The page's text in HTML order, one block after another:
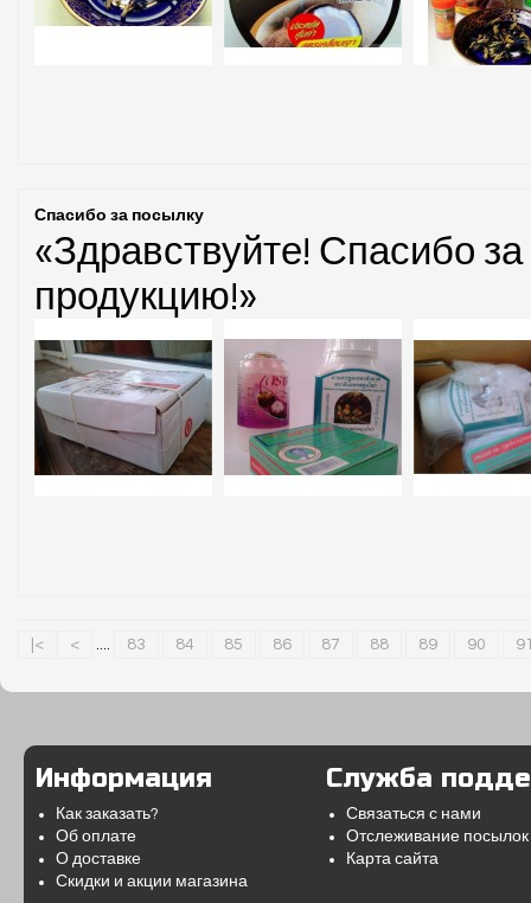
Спасибо за посылку
«Здравствуйте! Спасибо
продукцию!»
|< < .... 83 84 85 86 87 88 89 90
Информация
Как заказать?
Об оплате
О доставке
Скидки и акции магазина
Служба
Связаться с нами
Отслеживание посылок
Карта сайта